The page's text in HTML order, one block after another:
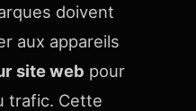
doivent
aux appareils
site web pour
trafic. Cette